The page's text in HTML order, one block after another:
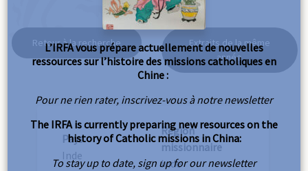
Retour à la recherche
Extraits de la même
année
Pays
Inde
Région
missionnaire
Inde
L’IRFA vous prépare actuellement de nouvelles
ressources sur l’histoire des missions catholiques en
Chine :
Pour ne rien rater, inscrivez-vous à notre newsletter
The IRFA is currently preparing new resources on the
history of Catholic missions in China:
To stay up to date, sign up for our newsletter